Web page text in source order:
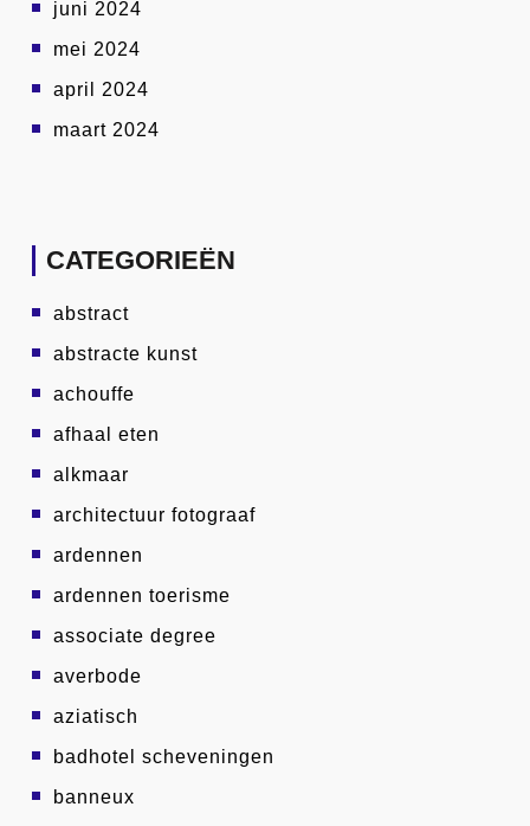
juni 2024
mei 2024
april 2024
maart 2024
CATEGORIEËN
abstract
abstracte kunst
achouffe
afhaal eten
alkmaar
architectuur fotograaf
ardennen
ardennen toerisme
associate degree
averbode
aziatisch
badhotel scheveningen
banneux